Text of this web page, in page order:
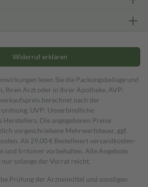
Widerruf erklären
lesen Sie die Packungsbeilage und
Ihren Arzt oder in Ihrer Apotheke. AVP:
berechnet nach der
UVP: Unverbindliche
Herstellers. Die angegebenen Preise
vorgeschriebene Mehrwertsteuer, ggf.
Ab 29,00 € Bestell­wert versand­kosten­
und Irrtümer vorbehalten. Alle Angebote
nur solange der Vorrat reicht.
Prüfung der Arzneimittel und sonstigen